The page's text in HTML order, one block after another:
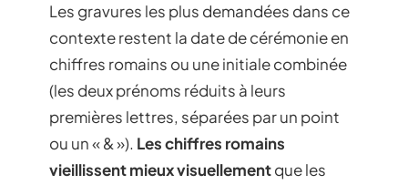
Les gravures les plus demandées dans ce
contexte restent la date de cérémonie en
chiffres romains ou une initiale combinée
(les deux prénoms réduits à leurs
premières lettres, séparées par un point
ou un « & »). Les chiffres romains
vieillissent mieux visuellementque les